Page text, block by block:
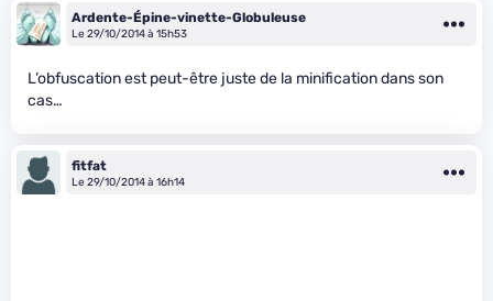
Ardente-Épine-vinette-Globuleuse
Le 29/10/2014 à 15h53
L’obfuscation est peut-être juste de la minification dans son
cas…
fitfat
Le 29/10/2014 à 16h14